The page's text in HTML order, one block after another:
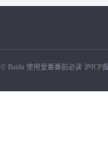
© Baidu 使用爱番番前必读 沪ICP